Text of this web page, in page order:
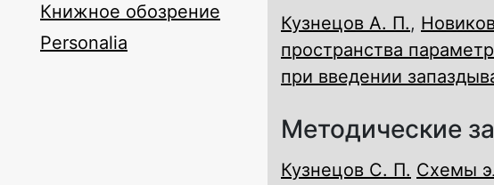
Книжное обозрение
Personalia
Кузнецов А. П.,
пространства
при введении
Методические
Кузнецов С. П. Схемы